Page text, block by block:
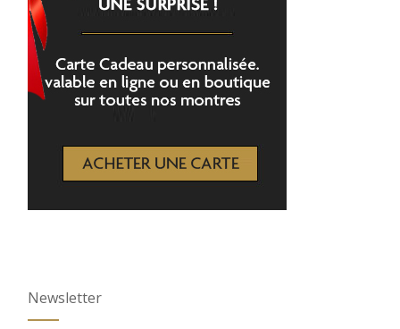
Newsletter